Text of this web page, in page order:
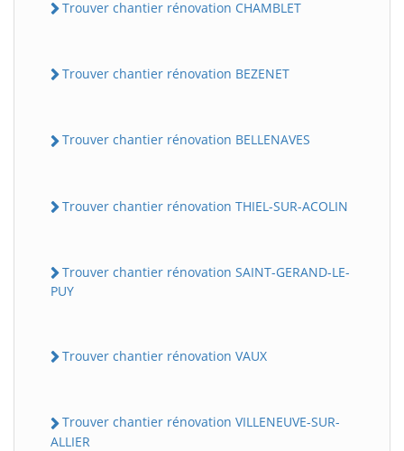
Trouver chantier rénovation CHAMBLET
Trouver chantier rénovation BEZENET
Trouver chantier rénovation BELLENAVES
Trouver chantier rénovation THIEL-SUR-ACOLIN
Trouver chantier rénovation SAINT-GERAND-LE-
PUY
Trouver chantier rénovation VAUX
Trouver chantier rénovation VILLENEUVE-SUR-
ALLIER